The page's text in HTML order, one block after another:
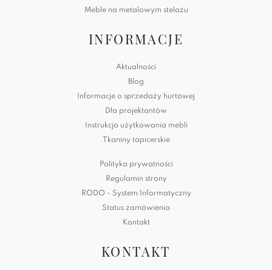
Meble na metalowym stelażu
INFORMACJE
Aktualności
Blog
Informacje o sprzedaży hurtowej
Dla projektantów
Instrukcja użytkowania mebli
Tkaniny tapicerskie
Polityka prywatności
Regulamin strony
RODO - System Informatyczny
Status zamówienia
Kontakt
KONTAKT